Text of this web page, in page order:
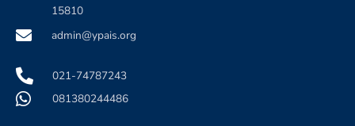
15810
admin@ypais.org
021-74787243
081380244486